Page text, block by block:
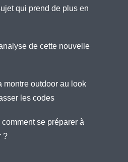
qui prend de plus en
de cette nouvelle
montre outdoor au look
les codes
se préparer à
?